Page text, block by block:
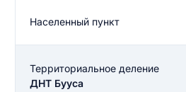
Населенный пункт
Территориальное деление
ДНТ Бууса